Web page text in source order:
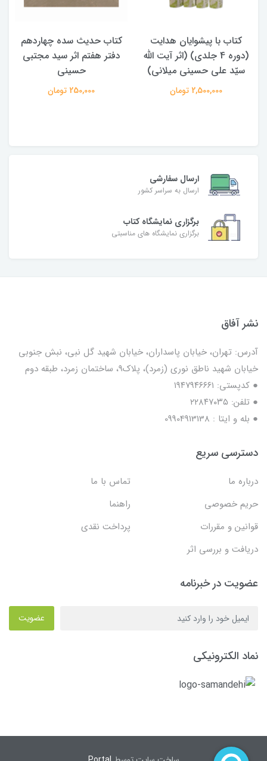
کتاب حدیث سده چهاردهم
دفتر هفتم اثر سید مجتبی
حسینی
250,000 تومان
کتاب آفاق الولایه فی فقه
الامامه (2 جلدی)
950,000 تومان
ارسال سفارشی
ارسال به سراسر کشور
برگزاری نمایشگاه کتاب
برگزاری نمایشگاه های مناسبتی
نشر آفاق
آدرس: تهران، خیابان پاسداران، خیابان شهید گل نبی، نبش جنوبی
خیابان شهید ناطق نوری (زمرد)، پلاک9، ساختمان زمرد، طبقه دوم
● کدپستی: ۱۹۴۷۹۴۶۶۶۱
● تلفن: ٢٢٨۴٧۰۳۵
● بله و ایتا : 09904913138
دسترسی سریع
درباره ما
تماس با ما
حریم خصوصی
راهنما
قوانین و مقررات
پرداخت نقدی
دریافت و بررسی اثر
عضویت در خبرنامه
عضویت
نماد الکترونیکی